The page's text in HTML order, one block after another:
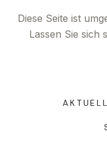
Diese Seite ist
Lassen Sie sich